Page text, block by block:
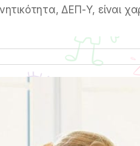
ΔΕΠ-Υ, είναι